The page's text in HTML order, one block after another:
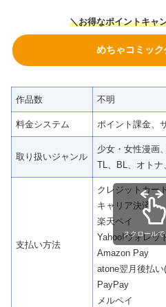
＼お得なポイントキャ
めちゃコミック
作品数 不明
料金システム ポイント課金、
取り扱いジャンル
少女・女性漫画
TL、BL、オト
支払い方法
クレジットカー
キャリア決済
楽天ペイ
Yahoo!ウォレッ
Amazon Pay
atone翌月後払
PayPay
メルペイ
スクロールで